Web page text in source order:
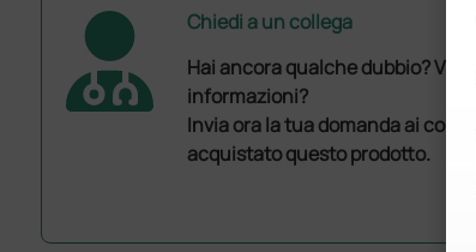
Chiedi a un collega
Hai ancora qualche dubbio?
informazioni?
Invia ora la tua domanda ai
acquistato questo prodotto.